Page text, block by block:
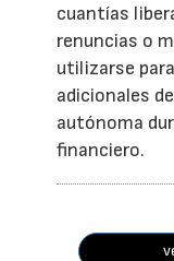
cuantías
renuncias o
utilizarse
adicionales
autónoma
financiero.